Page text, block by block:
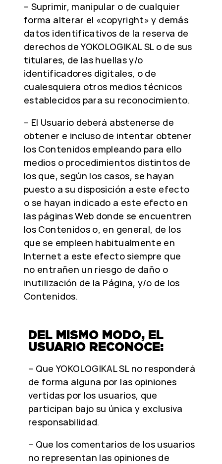
– Suprimir, manipular o de cualquier
forma alterar el «copyright» y demás
datos identificativos de la reserva de
derechos de YOKOLOGIKAL SL o de sus
titulares, de las huellas y/o
identificadores digitales, o de
cualesquiera otros medios técnicos
establecidos para su reconocimiento.
– El Usuario deberá abstenerse de
obtener e incluso de intentar obtener
los Contenidos empleando para ello
medios o procedimientos distintos de
los que, según los casos, se hayan
puesto a su disposición a este efecto
o se hayan indicado a este efecto en
las páginas Web donde se encuentren
los Contenidos o, en general, de los
que se empleen habitualmente en
Internet a este efecto siempre que
no entrañen un riesgo de daño o
inutilización de la Página, y/o de los
Contenidos.
DEL MISMO MODO, EL
USUARIO RECONOCE:
– Que YOKOLOGIKAL SL no responderá
de forma alguna por las opiniones
vertidas por los usuarios, que
participan bajo su única y exclusiva
responsabilidad.
– Que los comentarios de los usuarios
no representan las opiniones de